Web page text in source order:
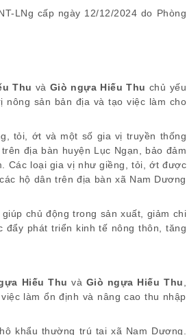
LNg cấp ngày 12/12/2024 do Phòng
Thu và Giò ngựa Hiếu Thu chủ yếu
sản bản địa và tạo việc làm cho
tỏi, ớt và một số gia vị truyền thống
địa bàn huyện Lục Ngạn, bảo đảm
Các loại gia vị như giềng, tỏi, ớt được
hộ dân trên địa bàn xã Nam Dương
chủ động trong sản xuất, giảm chi
đẩy phát triển kinh tế nông thôn, tăng
Hiếu Thu và Giò ngựa Hiếu Thu
làm ổn định và nâng cao thu nhập
hộ khẩu thường trú tại xã Nam Dương.